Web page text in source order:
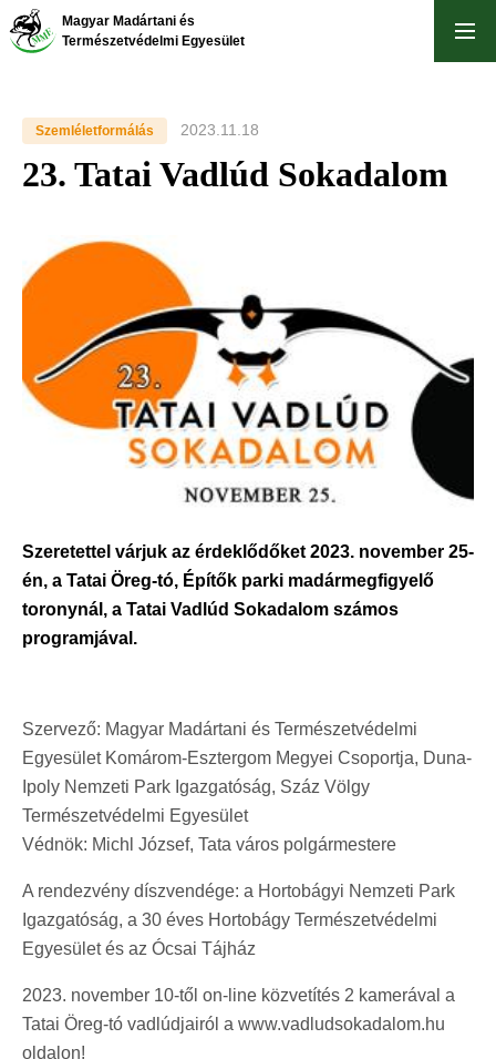
Ugrás
Magyar Madártani és
Természetvédelmi Egyesület
Szemléletformálás 2023.11.18
23. Tatai Vadlúd Sokadalom
Szeretettel várjuk az érdeklődőket 2023. november 25-
én, a Tatai Öreg-tó, Építők parki madármegfigyelő
toronynál, a Tatai Vadlúd Sokadalom számos
programjával.
Szervező: Magyar Madártani és Természetvédelmi
Egyesület Komárom-Esztergom Megyei Csoportja, Duna-
Ipoly Nemzeti Park Igazgatóság, Száz Völgy
Természetvédelmi Egyesület
Védnök: Michl József, Tata város polgármestere
A rendezvény díszvendége: a Hortobágyi Nemzeti Park
Igazgatóság, a 30 éves Hortobágy Természetvédelmi
Egyesület és az Ócsai Tájház
2023. november 10-től on-line közvetítés 2 kamerával a
Tatai Öreg-tó vadlúdjairól a www.vadludsokadalom.hu
oldalon!